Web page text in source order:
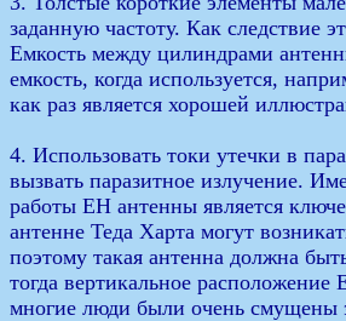
заданную частоту. Как следствие
Емкость между цилиндрами
емкость, когда используется,
как раз является хорошей
4. Использовать токи утечки в
вызвать паразитное излучение.
работы ЕН антенны является
антенне Теда Харта могут
поэтому такая антенна должна
тогда вертикальное
многие люди были очень смущены